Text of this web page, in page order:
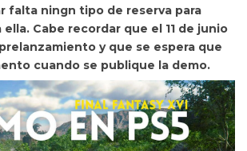
falta ningn tipo de reserva para
Cabe recordar que el 11 de junio
y que se espera que
cuando se publique la demo.